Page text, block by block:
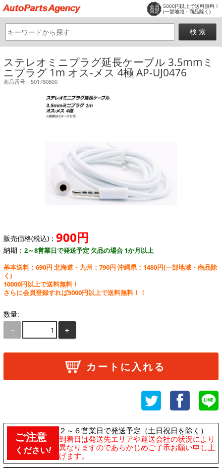
会員
限定
5000円以上で送料無料！
(一部地域・商品除く)
ステレオミニプラグ延長ケーブル 3.5mmミ
ニプラグ 1m オス-メス 4極 AP-UJ0476
商品番号：501780800
販売価格(税込)： 900円
納期： 2～8営業日で発送予定 欠品の場合 1か月以上
基本送料：690円 北海道・九州：790円 沖縄県：1480円(一部地域・商品除
く)
10000円以上で送料無料！
さらに会員登録すれば5000円以上で送料無料！！
数量:
－
＋
カートに入れる
ご注意
ください!
２～６営業日で発送予定（土日祝日を除く）
到着日は発送先エリアや運送会社の状況により
異なりますのであらかじめご了承お願い申し上
げます。